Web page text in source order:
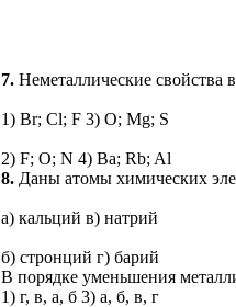
7. Неметаллические свойства
1) Br; Cl; F 3) O; Mg; S
2) F; O; N 4) Ba; Rb; Al
8. Даны атомы химических
а) кальций в) натрий
б) стронций г) барий
В порядке уменьшения
1) г, в, а, б 3) а, б, в, г